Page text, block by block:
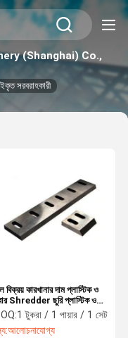
(Shanghai) Co.,
সরবরাহকারী
বিক্রয় কারখানার দাম প্লাস্টিক ও
Shredder ছুরি প্লাস্টিক ও
যন্ত্রপাতি যন্ত্রাংশ
1 টুকরা / 1 পায়ার / 1 সেট
আলোচনাযোগ্য